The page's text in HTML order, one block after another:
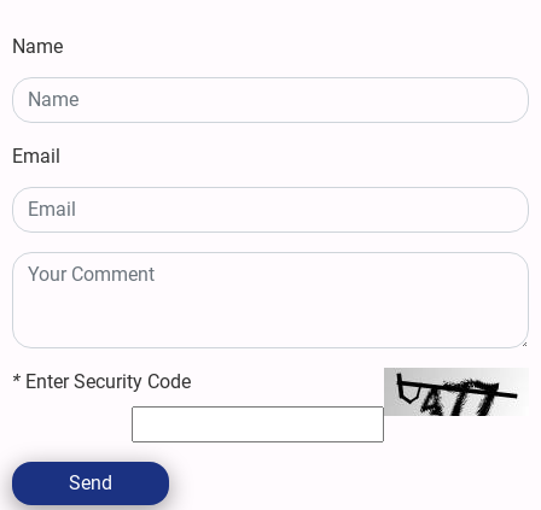
Name
Email
* Enter Security Code
Send